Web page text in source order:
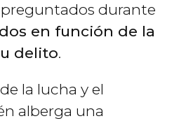
durante
en función de la
delito.
la lucha y el
alberga una